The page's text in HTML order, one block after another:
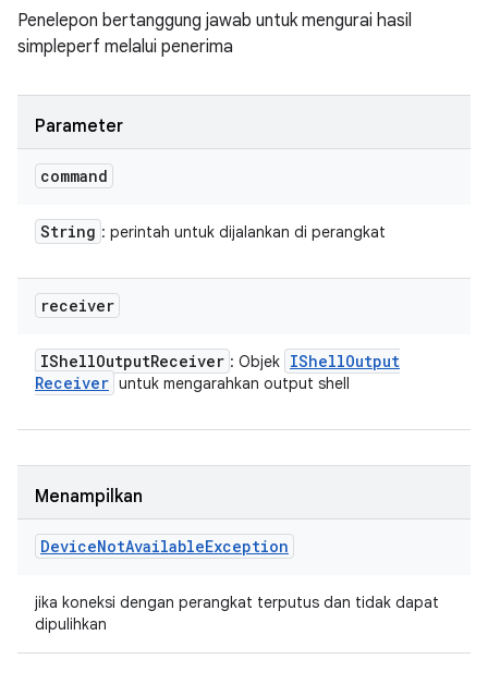
Penelepon bertanggung jawab untuk mengurai hasil
simpleperf melalui penerima
Parameter
command
String : perintah untuk dijalankan di perangkat
receiver
IShellOutputReceiver : Objek IShellOutput
Receiver untuk mengarahkan output shell
Menampilkan
DeviceNotAvailableException
jika koneksi dengan perangkat terputus dan tidak dapat
dipulihkan